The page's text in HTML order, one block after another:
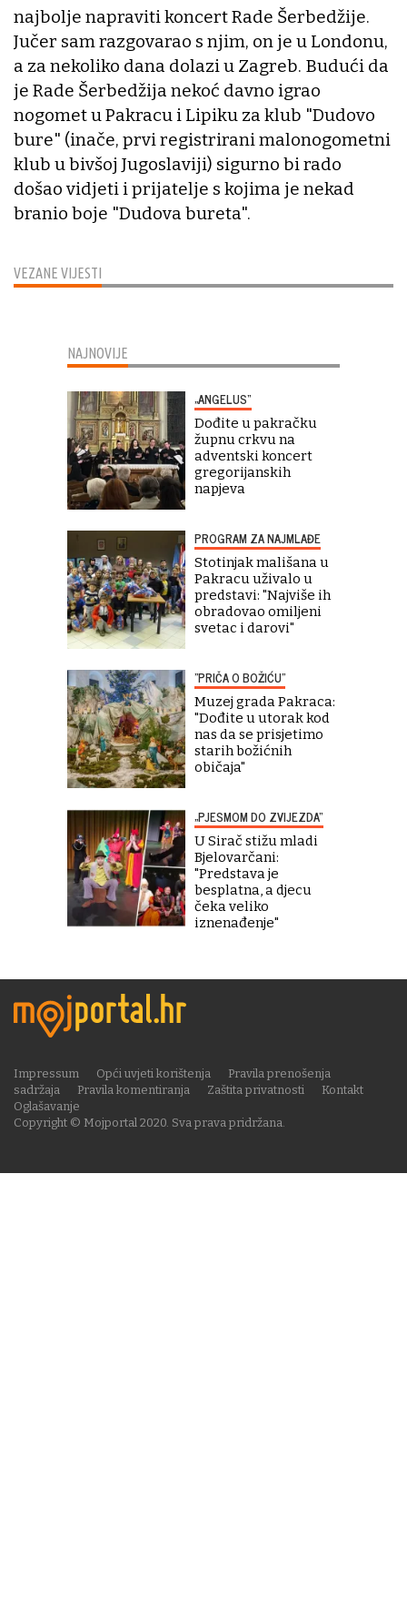
VEZANE VIJESTI
najbolje napraviti koncert Rade Šerbedžije.
Jučer sam razgovarao s njim, on je u Londonu,
a za nekoliko dana dolazi u Zagreb. Budući da
je Rade Šerbedžija nekoć davno igrao
nogomet u Pakracu i Lipiku za klub "Dudovo
bure" (inače, prvi registrirani malonogometni
klub u bivšoj Jugoslaviji) sigurno bi rado
došao vidjeti i prijatelje s kojima je nekad
branio boje "Dudova bureta".
NAJNOVIJE
„ANGELUS“
Dođite u pakračku
župnu crkvu na
adventski koncert
gregorijanskih
napjeva
PROGRAM ZA NAJMLAĐE
Stotinjak mališana u
Pakracu uživalo u
predstavi: "Najviše ih
obradovao omiljeni
svetac i darovi"
"PRIČA O BOŽIĆU"
Muzej grada Pakraca:
"Dođite u utorak kod
nas da se prisjetimo
starih božićnih
običaja"
„PJESMOM DO ZVIJEZDA“
U Sirač stižu mladi
Bjelovarčani:
"Predstava je
besplatna, a djecu
čeka veliko
iznenađenje"
Copyright © Mojportal 2020. Sva prava pridržana.
Impressum Opći uvjeti korištenja
Pravila prenošenja
sadržaja
Pravila komentiranja Zaštita privatnosti
Kontakt
Oglašavanje